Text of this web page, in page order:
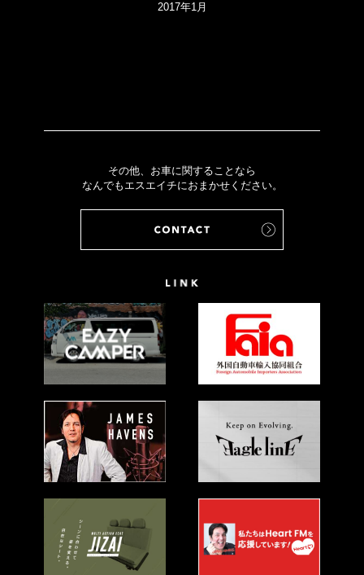
2017年1月
その他、お車に関することなら
なんでもエスエイチにおまかせください。